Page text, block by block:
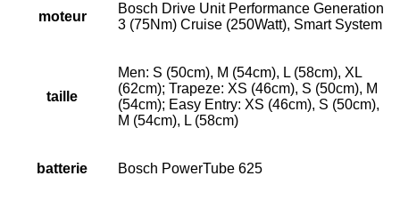
moteur
Bosch Drive Unit Performance Generation
3 (75Nm) Cruise (250Watt), Smart System
taille
Men: S (50cm), M (54cm), L (58cm), XL
(62cm); Trapeze: XS (46cm), S (50cm), M
(54cm); Easy Entry: XS (46cm), S (50cm),
M (54cm), L (58cm)
batterie Bosch PowerTube 625